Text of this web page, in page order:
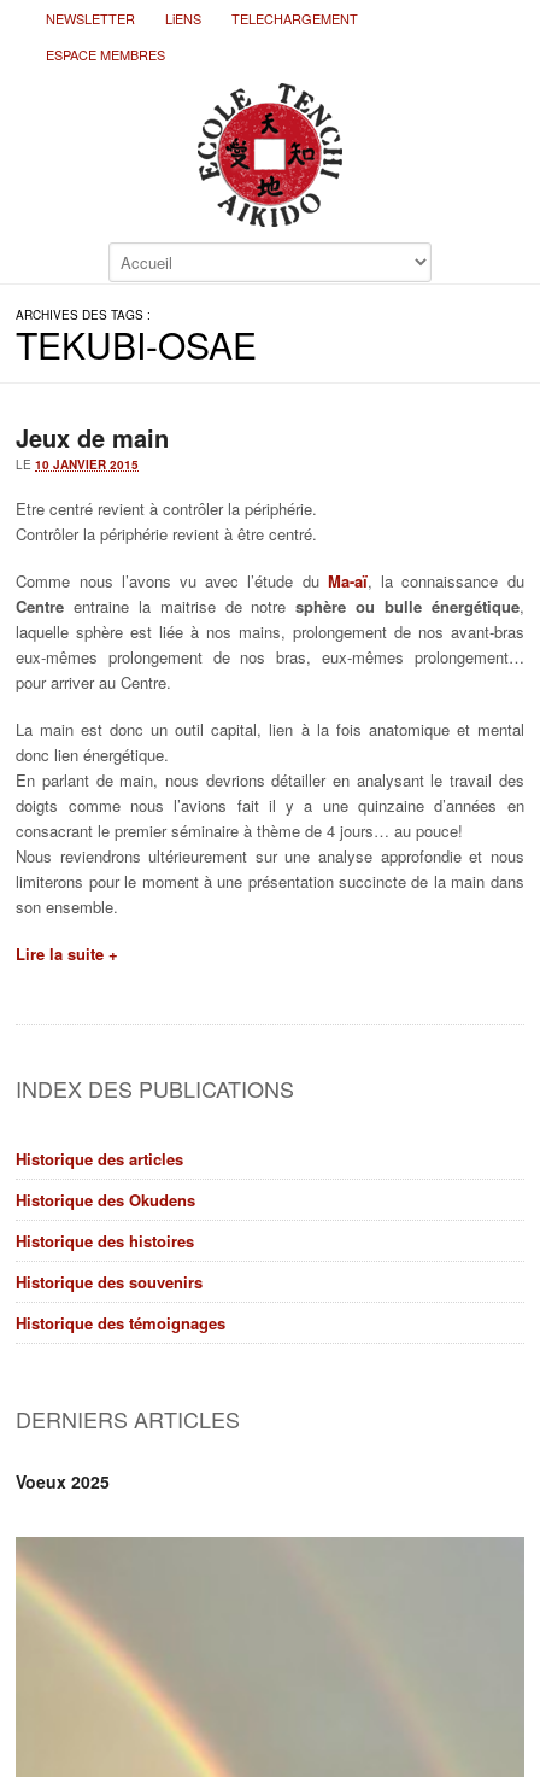
NEWSLETTER LiENS
TELECHARGEMENT
ESPACE MEMBRES
ARCHIVES DES TAGS :
TEKUBI-OSAE
Jeux de main
LE10 JANVIER 2015
Etre centré revient à contrôler la périphérie.
Contrôler la périphérie revient à être centré.
Comme nous l’avons vu avec l’étude du Ma-aï, la connaissance du
Centre entraine la maitrise de notresphère ou bulle énergétique,
laquelle sphère est liée à nos mains, prolongement de nos avant-bras
eux-mêmes prolongement de nos bras, eux-mêmes prolongement…
pour arriver au Centre.
La main est donc un outil capital, lien à la fois anatomique et mental
donc lien énergétique.
En parlant de main, nous devrions détailler en analysant le travail des
doigts comme nous l’avions fait il y a une quinzaine d’années en
consacrant le premier séminaire à thème de 4 jours… au pouce!
Nous reviendrons ultérieurement sur une analyse approfondie et nous
limiterons pour le moment à une présentation succincte de la main dans
son ensemble.
Lire la suite +
INDEX DES PUBLICATIONS
Historique des articles
Historique des Okudens
Historique des histoires
Historique des souvenirs
Historique des témoignages
DERNIERS ARTICLES
Voeux 2025